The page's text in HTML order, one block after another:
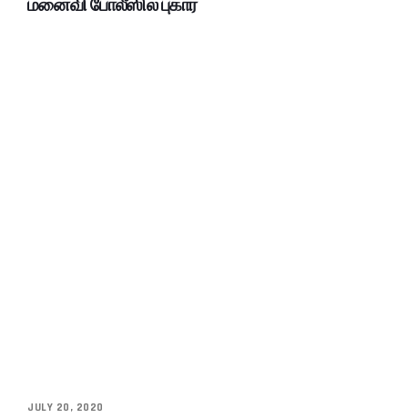
JULY 20, 2020